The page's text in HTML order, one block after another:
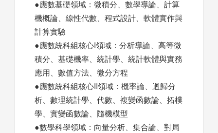
●應數基礎領域：微積分、數學導論、計算
機概論、線性代數、程式設計、軟體實作與
計算實驗
●應數統科組核心I領域：分析導論、高等微
積分、基礎機率、統計學、統計軟體與實務
應用、數值方法、微分方程
●應數統科組核心II領域：機率論、迴歸分
析、數理統計學、代數、複變函數論、拓樸
學、實變函數論、隨機模型
●數學科學領域：向量分析、集合論、對局